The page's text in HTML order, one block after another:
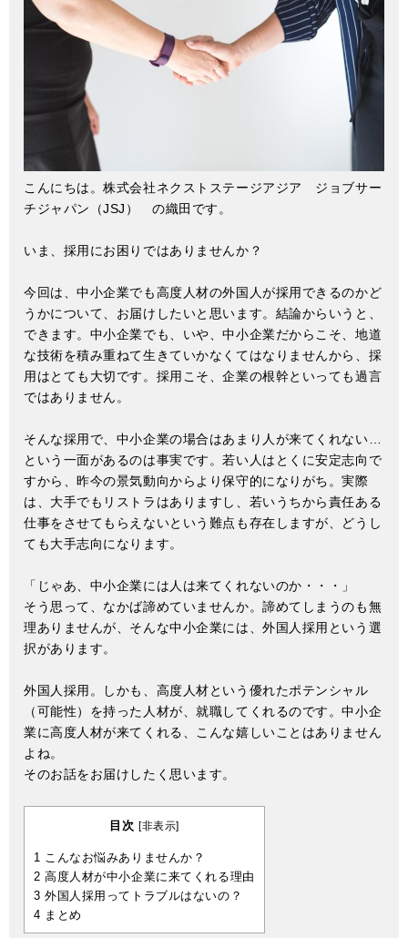
こんにちは。株式会社ネクストステージアジア ジョブサー
チジャパン（JSJ） の織田です。
いま、採用にお困りではありませんか？
今回は、中小企業でも高度人材の外国人が採用できるのかど
うかについて、お届けしたいと思います。結論からいうと、
できます。中小企業でも、いや、中小企業だからこそ、地道
な技術を積み重ねて生きていかなくてはなりませんから、採
用はとても大切です。採用こそ、企業の根幹といっても過言
ではありません。
そんな採用で、中小企業の場合はあまり人が来てくれない…
という一面があるのは事実です。若い人はとくに安定志向で
すから、昨今の景気動向からより保守的になりがち。実際
は、大手でもリストラはありますし、若いうちから責任ある
仕事をさせてもらえないという難点も存在しますが、どうし
ても大手志向になります。
「じゃあ、中小企業には人は来てくれないのか・・・」
そう思って、なかば諦めていませんか。諦めてしまうのも無
理ありませんが、そんな中小企業には、外国人採用という選
択があります。
外国人採用。しかも、高度人材という優れたポテンシャル
（可能性）を持った人材が、就職してくれるのです。中小企
業に高度人材が来てくれる、こんな嬉しいことはありません
よね。
そのお話をお届けしたく思います。
目次 [非表示]
1
こんなお悩みありませんか？
2 高度人材が中小企業に来てくれる理由
3 外国人採用ってトラブルはないの？
4 まとめ